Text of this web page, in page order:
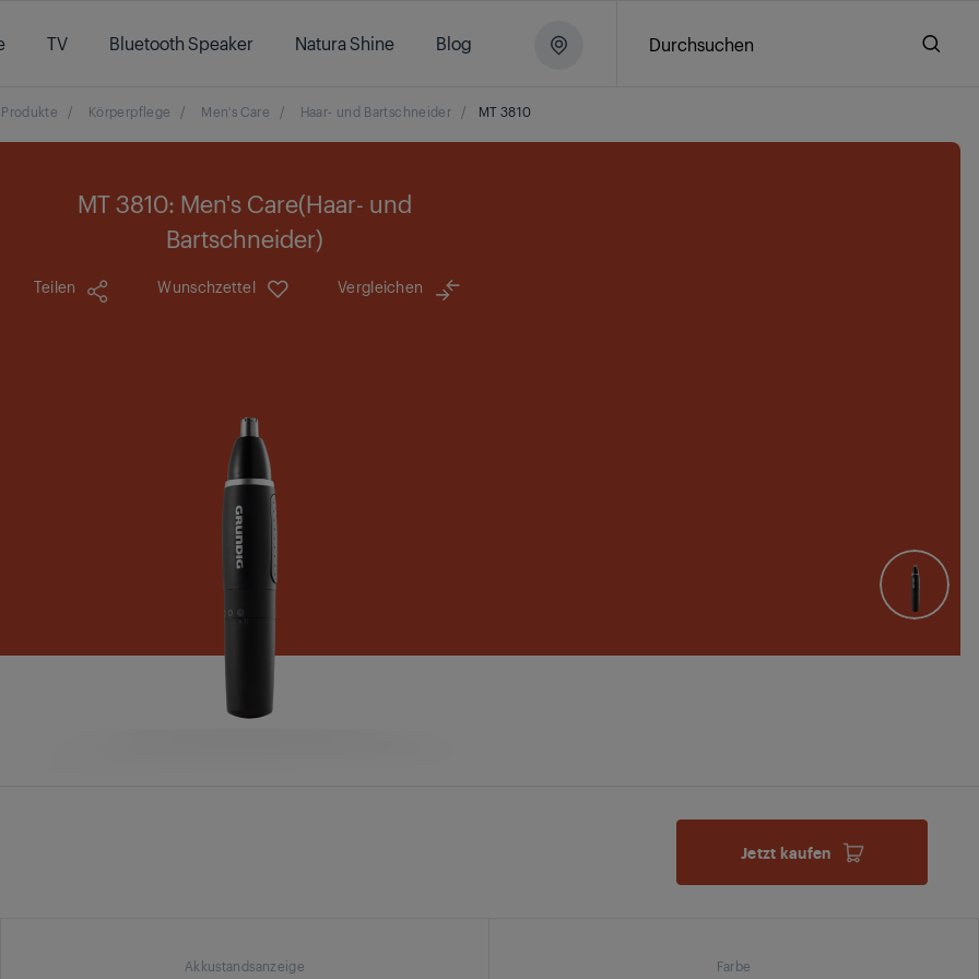
TV Bluetooth Speaker Natura Shine Blog Durchsuchen
Produkte / Körperpflege / Men's Care / Haar- und Bartschneider / MT 3810
MT 3810: Men's Care(Haar- und
Bartschneider)
Teilen Wunschzettel Vergleichen
Jetzt kaufen
Akkustandsanzeige Farbe